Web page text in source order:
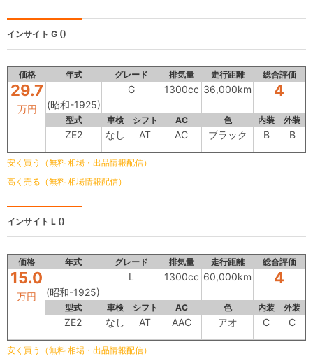
インサイト G ()
価格 年式 グレード 排気量 走行距離 総合評価
29.7
万円 (昭和-1925)
G 1300cc 36,000km 4
型式 車検 シフト AC 色 内装 外装
ZE2 なし AT AC ブラック B B
安く買う（無料 相場・出品情報配信）
高く売る（無料 相場情報配信）
インサイト L ()
価格 年式 グレード 排気量 走行距離 総合評価
15.0
万円 (昭和-1925)
L 1300cc 60,000km 4
型式 車検 シフト AC 色 内装 外装
ZE2 なし AT AAC アオ C C
安く買う（無料 相場・出品情報配信）